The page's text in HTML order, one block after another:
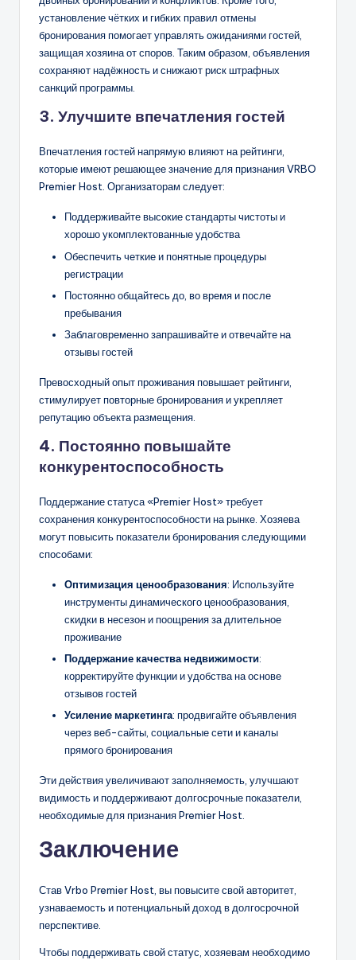
установление чётких и гибких правил отмены
бронирования помогает управлять ожиданиями гостей,
защищая хозяина от споров. Таким образом, объявления
сохраняют надёжность и снижают риск штрафных
санкций программы.
3. Улучшите впечатления гостей
Впечатления гостей напрямую влияют на рейтинги,
которые имеют решающее значение для признания VRBO
Premier Host. Организаторам следует:
Поддерживайте высокие стандарты чистоты и
хорошо укомплектованные удобства
Обеспечить четкие и понятные процедуры
регистрации
Постоянно общайтесь до, во время и после
пребывания
Заблаговременно запрашивайте и отвечайте на
отзывы гостей
Превосходный опыт проживания повышает рейтинги,
стимулирует повторные бронирования и укрепляет
репутацию объекта размещения.
4. Постоянно повышайте
конкурентоспособность
Поддержание статуса «Premier Host» требует
сохранения конкурентоспособности на рынке. Хозяева
могут повысить показатели бронирования следующими
способами:
Оптимизация ценообразования: Используйте
инструменты динамического ценообразования,
скидки в несезон и поощрения за длительное
проживание
Поддержание качества недвижимости:
корректируйте функции и удобства на основе
отзывов гостей
Усиление маркетинга: продвигайте объявления
через веб-сайты, социальные сети и каналы
прямого бронирования
Эти действия увеличивают заполняемость, улучшают
видимость и поддерживают долгосрочные показатели,
необходимые для признания Premier Host.
Заключение
Став Vrbo Premier Host, вы повысите свой авторитет,
узнаваемость и потенциальный доход в долгосрочной
перспективе.
Чтобы поддерживать свой статус, хозяевам необходимо